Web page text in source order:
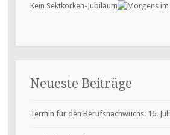
Kein Sektkorken-Jubiläum
Neueste Beiträge
Termin für den Berufsnachwuchs: 16. Juli